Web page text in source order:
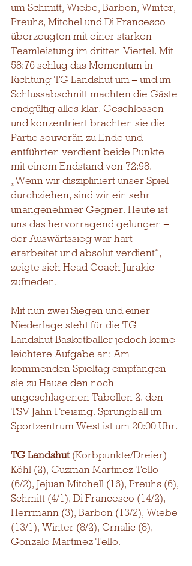
um Schmitt, Wiebe, Barbon, Winter,
Preuhs, Mitchel und Di Francesco
überzeugten mit einer starken
Teamleistung im dritten Viertel. Mit
58:76 schlug das Momentum in
Richtung TG Landshut um – und im
Schlussabschnitt machten die Gäste
endgültig alles klar. Geschlossen
und konzentriert brachten sie die
Partie souverän zu Ende und
entführten verdient beide Punkte
mit einem Endstand von 72:98.
„Wenn wir diszipliniert unser Spiel
durchziehen, sind wir ein sehr
unangenehmer Gegner. Heute ist
uns das hervorragend gelungen –
der Auswärtssieg war hart
erarbeitet und absolut verdient“,
zeigte sich Head Coach Jurakic
zufrieden.
Mit nun zwei Siegen und einer
Niederlage steht für die TG
Landshut Basketballer jedoch keine
leichtere Aufgabe an: Am
kommenden Spieltag empfangen
sie zu Hause den noch
ungeschlagenen Tabellen 2. den
TSV Jahn Freising. Sprungball im
Sportzentrum West ist um 20:00 Uhr.
TG Landshut (Korbpunkte/Dreier)
Köhl (2), Guzman Martinez Tello
(6/2), Jejuan Mitchell (16), Preuhs (6),
Schmitt (4/1), Di Francesco (14/2),
Herrmann (3), Barbon (13/2), Wiebe
(13/1), Winter (8/2), Crnalic (8),
Gonzalo Martinez Tello.